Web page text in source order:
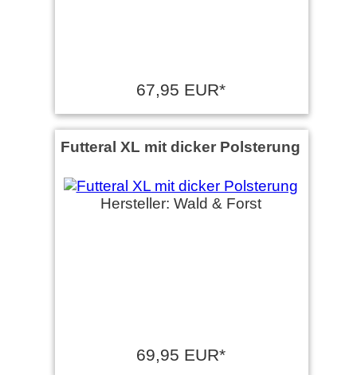
67,95 EUR*
Futteral XL mit dicker Polsterung
Hersteller: Wald & Forst
69,95 EUR*